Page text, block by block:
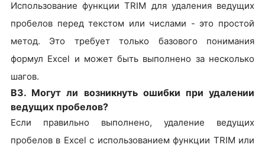
Использование функции TRIM для удаления ведущих
пробелов перед текстом или числами - это простой
метод. Это требует только базового понимания
формул Excel и может быть выполнено за несколько
шагов.
В3. Могут ли возникнуть ошибки при удалении
ведущих пробелов?
Если правильно выполнено, удаление ведущих
пробелов в Excel с использованием функции TRIM или